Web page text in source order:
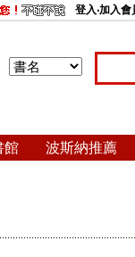
登入‧加入會
館 波斯納推薦